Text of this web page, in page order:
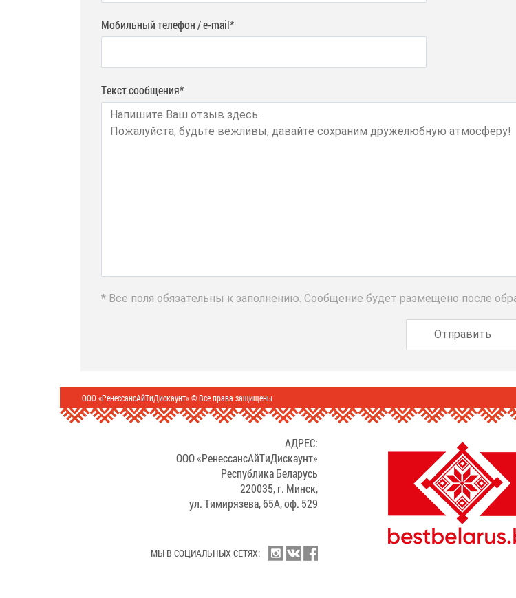
Мобильный телефон / e-mail*
Текст сообщения*
* Все поля обязательны к заполнению. Сообщение будет размещено после
ООО «РенессансАйТиДискаунт» © Все права защищены
АДРЕС:
ООО «РенессансАйТиДискаунт»
Республика Беларусь
220035, г. Минск,
ул. Тимирязева, 65А, оф. 529
МЫ В СОЦИАЛЬНЫХ СЕТЯХ: